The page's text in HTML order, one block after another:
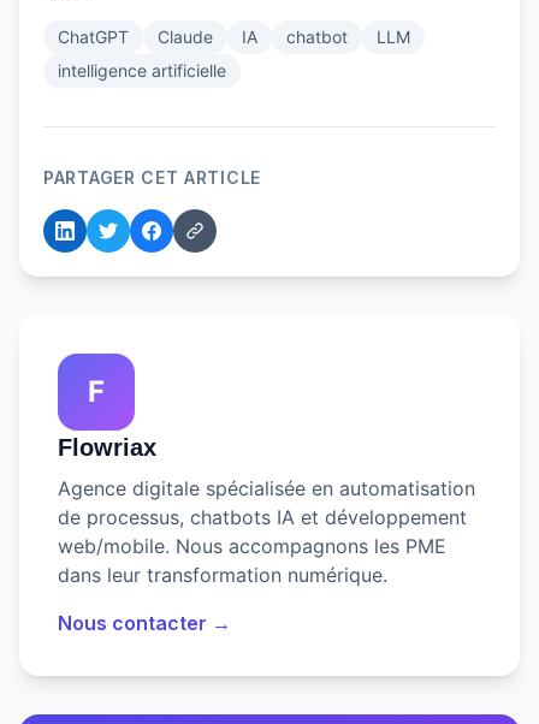
ChatGPT Claude IA chatbot
LLM
intelligence artificielle
PARTAGER CET ARTICLE
F
Flowriax
Agence digitale spécialisée en automatisation
de processus, chatbots IA et développement
web/mobile. Nous accompagnons les PME
dans leur transformation numérique.
Nous contacter →